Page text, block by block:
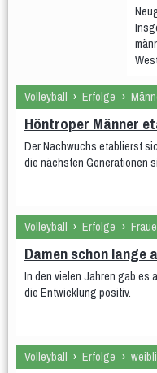
- Eltern & Kind Montag -
- Eltern & Kind Mittwoch
- Eltern & Kind Mittwoch
Kiga-Kids
KiGa-Kids Montag 3 bis 6
Kiga-Kids Dienstag 4 bis 6
Kiga-Kids Mittwoch 3 bis
1.-3. Klasse Dienstag ca.
4.-6. Klasse Donnerstag
1.-2. Klasse Freitag ca. 6
Jugendliche
Männer und Frauen
Frauengymnastik
Aerobic Bodyforming Fit
Volleyball › Erfolge ›
Höntroper Männer
Der Nachwuchs etablierst
die nächsten Generationen
Volleyball › Erfolge ›
Damen schon lange
In den vielen Jahren gab es
die Entwicklung positiv.
Volleyball › Erfolge ›